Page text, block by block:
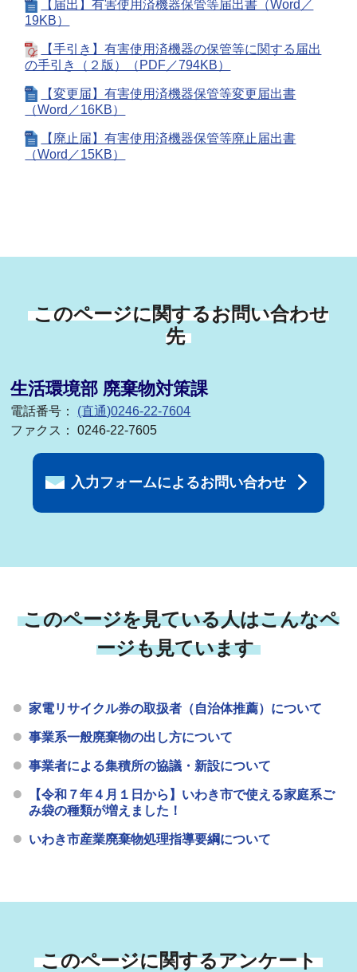
【届出】有害使用済機器保管等届出書（Word／
19KB）
【手引き】有害使用済機器の保管等に関する届出
の手引き（２版）（PDF／794KB）
【変更届】有害使用済機器保管等変更届出書
（Word／16KB）
【廃止届】有害使用済機器保管等廃止届出書
（Word／15KB）
このページに関するお問い合わせ
先
生活環境部 廃棄物対策課
電話番号： (直通)0246-22-7604
ファクス： 0246-22-7605
入力フォームによるお問い合わせ
このページを見ている人はこんなペ
ージも見ています
家電リサイクル券の取扱者（自治体推薦）について
事業系一般廃棄物の出し方について
事業者による集積所の協議・新設について
【令和７年４月１日から】いわき市で使える家庭系ご
み袋の種類が増えました！
いわき市産業廃棄物処理指導要綱について
このページに関するアンケート